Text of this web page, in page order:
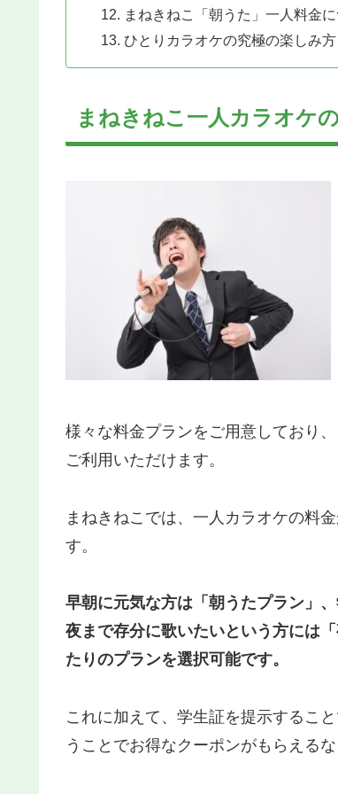
まねきねこ「朝うた」一人料金
ひとりカラオケの究極の楽しみ方
まねきねこ一人カラオケ
様々な料金プランをご用意しており
ご利用いただけます。
まねきねこでは、一人カラオケの料
す。
早朝に元気な方は「朝うたプラン」
夜まで存分に歌いたいという方には
たりのプランを選択可能です。
これに加えて、学生証を提示するこ
うことでお得なクーポンがもらえる